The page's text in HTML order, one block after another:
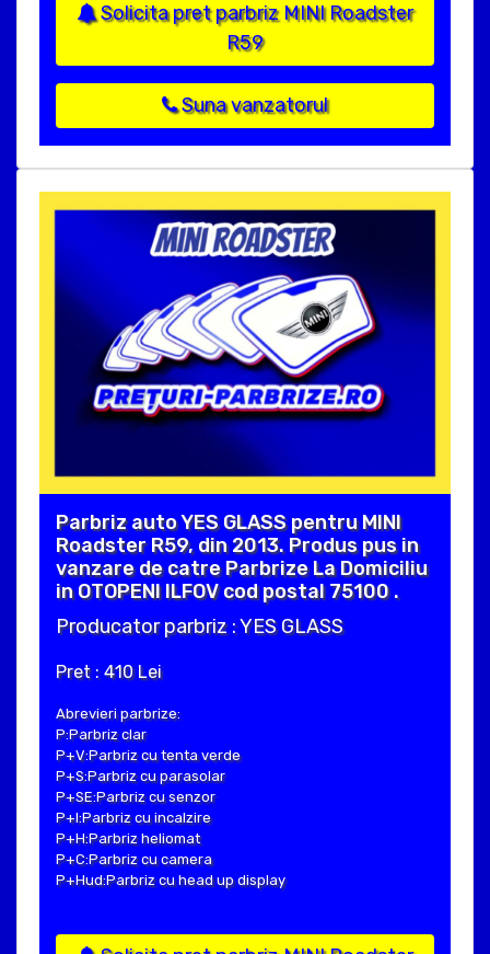
Solicita pret parbriz MINI Roadster
R59
Suna vanzatorul
Parbriz auto YES GLASS pentru MINI
Roadster R59, din 2013. Produs pus in
vanzare de catre Parbrize La Domiciliu
in OTOPENI ILFOV cod postal 75100 .
Producator parbriz : YES GLASS
Pret : 410 Lei
Abrevieri parbrize:
P:Parbriz clar
P+V:Parbriz cu tenta verde
P+S:Parbriz cu parasolar
P+SE:Parbriz cu senzor
P+I:Parbriz cu incalzire
P+H:Parbriz heliomat
P+C:Parbriz cu camera
P+Hud:Parbriz cu head up display